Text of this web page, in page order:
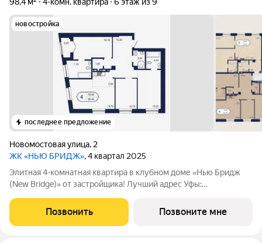
новостройка
последнее предложение
Новомостовая улица, 2
ЖК «НЬЮ БРИДЖ», 4 квартал 2025
Элитная 4-комнатная квартира в клубном доме «Нью Бридж
(New Bridge)» от застройщика! Лучший адрес Уфы:
площадь: 98,4 м Высота потолков: 3,3 м Безопасная сделкаПозвонить Позвоните мне